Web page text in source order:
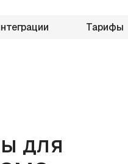
Тарифы
для